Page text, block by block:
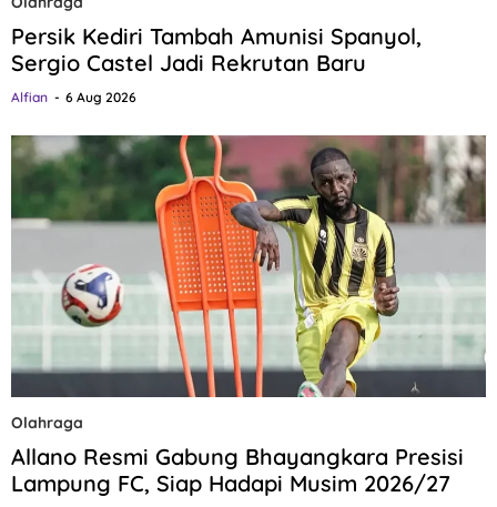
Persik Kediri Tambah Amunisi Spanyol,
Sergio Castel Jadi Rekrutan Baru
Alfian 6 Aug 2026
Olahraga
Allano Resmi Gabung Bhayangkara Presisi
Lampung FC, Siap Hadapi Musim 2026/27